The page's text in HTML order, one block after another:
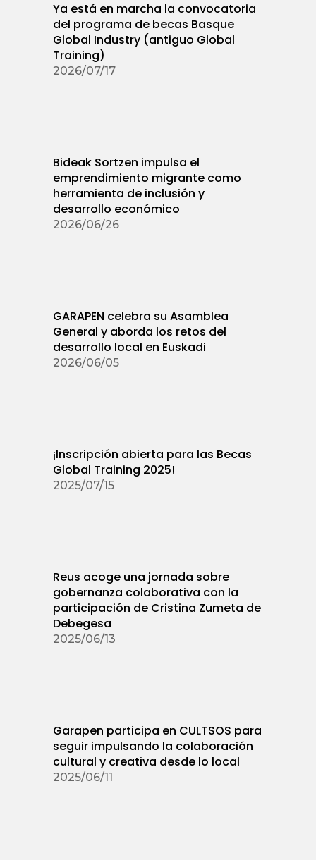
Ya está en marcha la convocatoria
del programa de becas Basque
Global Industry (antiguo Global
Training)
2026/07/17
Bideak Sortzen impulsa el
emprendimiento migrante como
herramienta de inclusión y
desarrollo económico
2026/06/26
GARAPEN celebra su Asamblea
General y aborda los retos del
desarrollo local en Euskadi
2026/06/05
¡Inscripción abierta para las Becas
Global Training 2025!
2025/07/15
Reus acoge una jornada sobre
gobernanza colaborativa con la
participación de Cristina Zumeta de
Debegesa
2025/06/13
Garapen participa en CULTSOS para
seguir impulsando la colaboración
cultural y creativa desde lo local
2025/06/11